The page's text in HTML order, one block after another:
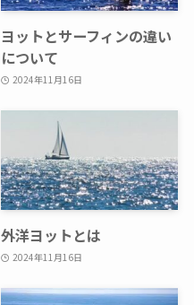
ヨットとサーフィンの違い
について
2024年11月16日
外洋ヨットとは
2024年11月16日